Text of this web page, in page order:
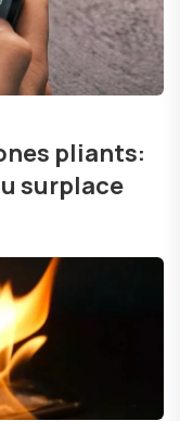
pliants:
surplace